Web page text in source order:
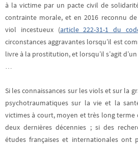
à la victime par un pacte civil de
contrainte morale, et en 2016 reconnu
viol incestueux (article 222-31-1 du
circonstances aggravantes lorsqu’il est
livre à la prostitution, et lorsqu’il s’agit
…
Si les connaissances sur les viols et sur la
psychotraumatiques sur la vie et la
victimes à court, moyen et très long terme
deux dernières décennies ; si des
études françaises et internationales ont